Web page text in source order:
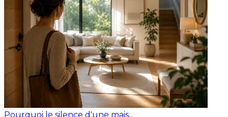
Pourquoi le silence d'une mais...